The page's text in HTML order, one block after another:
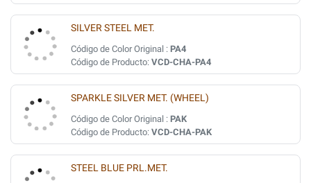
SILVER STEEL MET.
Código de Color Original : PA4
Código de Producto: VCD-CHA-PA4
SPARKLE SILVER MET. (WHEEL)
Código de Color Original : PAK
Código de Producto: VCD-CHA-PAK
STEEL BLUE PRL.MET.